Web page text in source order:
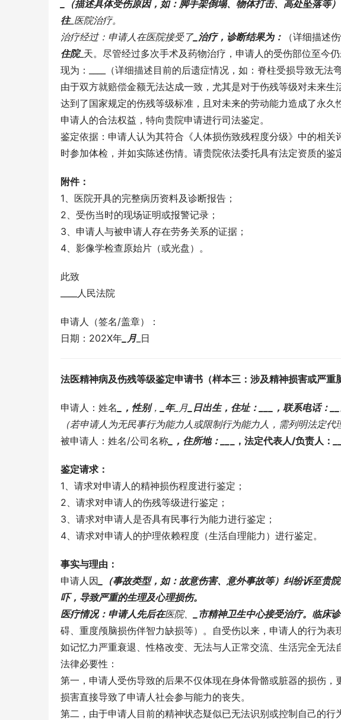
_（描述具体受伤原因，如：脚手架倒塌、物体打击、高处坠落等
往_医院治疗。
治疗经过：申请人在医院接受了_治疗，诊断结果为： （详细描述
住院_天。尽管经过多次手术及药物治疗，申请人的受伤部位至今
现为：____（详细描述目前的后遗症情况，如：脊柱受损导致无法
由于双方就赔偿金额无法达成一致，尤其是对于伤残等级对未来
达到了国家规定的伤残等级标准，且对未来的劳动能力造成了永
申请人的合法权益，特向贵院申请进行司法鉴定。
鉴定依据：申请人认为其符合《人体损伤致残程度分级》中的相
时参加体检，并如实陈述伤情。请贵院依法委托具有法定资质的鉴
附件：
1、医院开具的完整病历资料及诊断报告；
2、受伤当时的现场证明或报警记录；
3、申请人与被申请人存在劳务关系的证据；
4、影像学检查原始片（或光盘）。
此致
____人民法院
申请人（签名/盖章）：
日期：202X年 _月_日
法医精神病及伤残等级鉴定申请书（样本三：涉及精神损害或严重
申请人：姓名 _，性别， _年_月 _日出生，住址： _，联系电话：
（若申请人为无民事行为能力人或限制行为能力人，需列明法定代
被申请人：姓名/公司名称 _，住所地： _，法定代表人/负责人：
鉴定请求：
1、请求对申请人的精神损伤程度进行鉴定；
2、请求对申请人的伤残等级进行鉴定；
3、请求对申请人是否具有民事行为能力进行鉴定；
4、请求对申请人的护理依赖程度（生活自理能力）进行鉴定。
事实与理由：
申请人因 _（事故类型，如：故意伤害、意外事故等）纠纷诉至
吓，导致严重的生理及心理损伤。
医疗情况：申请人先后在医院、 _市精神卫生中心接受治疗。临床
碍、重度颅脑损伤伴智力缺损等）。自受伤以来，申请人的行为表
如记忆力严重衰退、性格改变、无法与人正常交流、生活完全无法
法律必要性：
第一，申请人受伤导致的后果不仅体现在身体骨骼或脏器的损伤
损害直接导致了申请人社会参与能力的丧失。
第二，由于申请人目前的精神状态疑似已无法识别或控制自己的